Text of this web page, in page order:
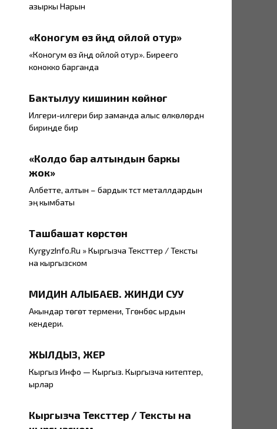
азыркы Нарын
«Коногум өз үйүңдү ойлой отур»
«Коногум өз үйүңдү ойлой отур». Биреего
конокко барганда
Бактылуу кишинин көйнөгү
Илгери-илгери бир заманда алыс өлкөлөрдүн
бириңде бир
«Колдо бар алтындын баркы
жок»
Албетте, алтын – бардык түстүү металлдардын
эң кымбаты
Ташбашат көрүстөнү
KyrgyzInfo.Ru » Кыргызча Тексттер / Тексты
на кыргызском
МИДИН АЛЫБАЕВ. ЖИНДИ СУУ
Акындар төгөт термени, Түгөнбөс ырдын
кендери.
ЖЫЛДЫЗ, ЖЕР
Кыргыз Инфо — Кыргыз. Кыргызча китептер,
ырлар
Кыргызча Тексттер / Тексты на